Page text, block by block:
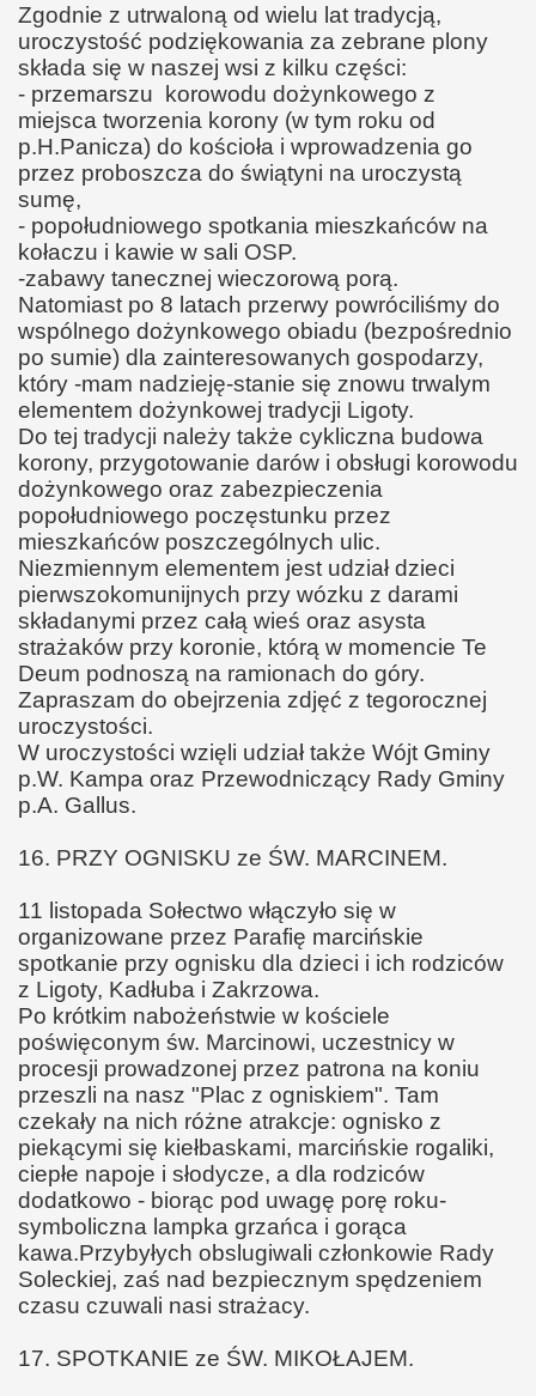
Zgodnie z utrwaloną od wielu lat tradycją,
uroczystość podziękowania za zebrane plony
składa się w naszej wsi z kilku części:
- przemarszu korowodu dożynkowego z
miejsca tworzenia korony (w tym roku od
p.H.Panicza) do kościoła i wprowadzenia go
przez proboszcza do świątyni na uroczystą
sumę,
- popołudniowego spotkania mieszkańców na
kołaczu i kawie w sali OSP.
-zabawy tanecznej wieczorową porą.
Natomiast po 8 latach przerwy powróciliśmy do
wspólnego dożynkowego obiadu (bezpośrednio
po sumie) dla zainteresowanych gospodarzy,
który -mam nadzieję-stanie się znowu trwalym
elementem dożynkowej tradycji Ligoty.
Do tej tradycji należy także cykliczna budowa
korony, przygotowanie darów i obsługi korowodu
dożynkowego oraz zabezpieczenia
popołudniowego poczęstunku przez
mieszkańców poszczególnych ulic.
Niezmiennym elementem jest udział dzieci
pierwszokomunijnych przy wózku z darami
składanymi przez całą wieś oraz asysta
strażaków przy koronie, którą w momencie Te
Deum podnoszą na ramionach do góry.
Zapraszam do obejrzenia zdjęć z tegorocznej
uroczystości.
W uroczystości wzięli udział także Wójt Gminy
p.W. Kampa oraz Przewodniczący Rady Gminy
p.A. Gallus.
16. PRZY OGNISKU ze ŚW. MARCINEM.
11 listopada Sołectwo włączyło się w
organizowane przez Parafię marcińskie
spotkanie przy ognisku dla dzieci i ich rodziców
z Ligoty, Kadłuba i Zakrzowa.
Po krótkim nabożeństwie w kościele
poświęconym św. Marcinowi, uczestnicy w
procesji prowadzonej przez patrona na koniu
przeszli na nasz "Plac z ogniskiem". Tam
czekały na nich różne atrakcje: ognisko z
piekącymi się kiełbaskami, marcińskie rogaliki,
ciepłe napoje i słodycze, a dla rodziców
dodatkowo - biorąc pod uwagę porę roku-
symboliczna lampka grzańca i gorąca
kawa.Przybyłych obslugiwali członkowie Rady
Soleckiej, zaś nad bezpiecznym spędzeniem
czasu czuwali nasi strażacy.
17. SPOTKANIE ze ŚW. MIKOŁAJEM.